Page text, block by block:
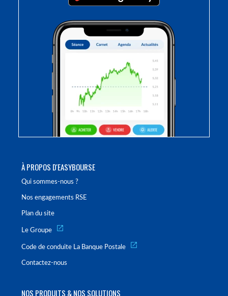
À PROPOS D'EASYBOURSE
Qui sommes-nous ?
Nos engagements RSE
Plan du site
Le Groupe
Code de conduite La Banque Postale
Contactez-nous
NOS PRODUITS & NOS SOLUTIONS